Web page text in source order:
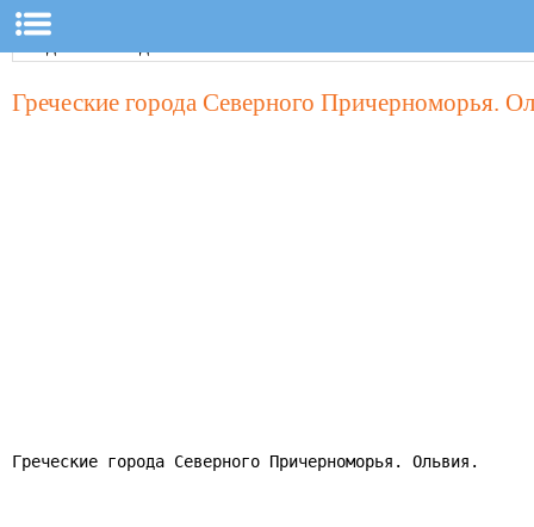
Греческие города Северного Причерноморья.
Греческие города Северного Причерноморья. Ольвия.